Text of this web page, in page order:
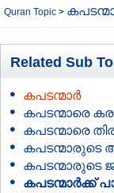
Quran Topic >
Related Sub
കപടന്മാര്‍
കപടന്മാരെ
കപടന്മാരെ
കപടന്മാരുടെ
കപടന്മാരുടെ
കപടന്മാര്‍ക്ക്